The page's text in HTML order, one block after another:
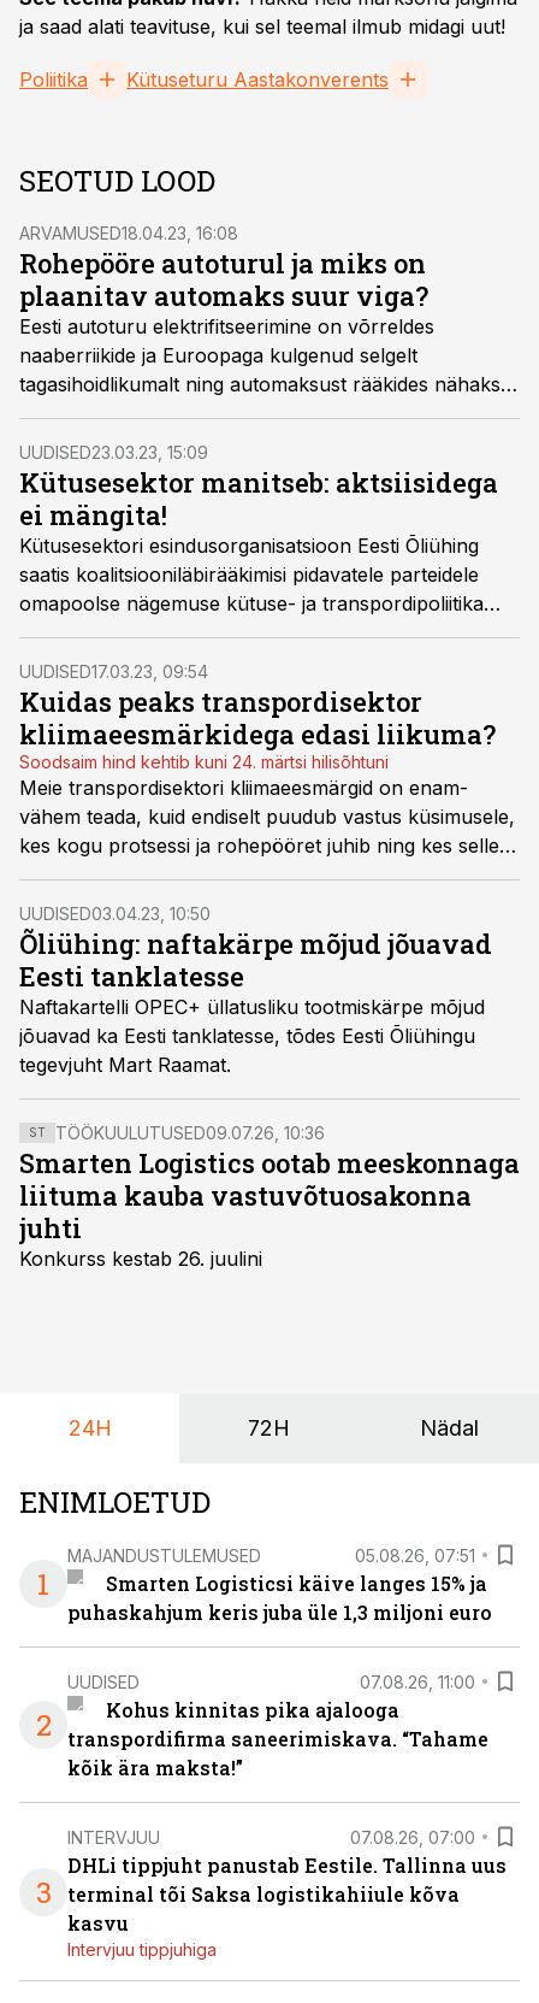
ja saad alati teavituse, kui sel teemal ilmub midagi uut!
Poliitika Kütuseturu Aastakonverents
SEOTUD LOOD
ARVAMUSED18.04.23, 16:08
Rohepööre autoturul ja miks on
plaanitav automaks suur viga?
Eesti autoturu elektrifitseerimine on võrreldes
naaberriikide ja Euroopaga kulgenud selgelt
tagasihoidlikumalt ning automaksust rääkides nähakse
selle otsuse taga pigem rahanumbrit kui rohepöörde
eesmärke pikemas perspektiivis, kirjutab Bassadone
Baltic tegevjuht Erkki Ots, kelle hinnangul on
automaksuplaan tervikuna suur viga.
UUDISED23.03.23, 15:09
Kütusesektor manitseb: aktsiisidega
ei mängita!
Kütusesektori esindusorganisatsioon Eesti Õliühing
saatis koalitsiooniläbirääkimisi pidavatele parteidele
omapoolse nägemuse kütuse- ja transpordipoliitika
lähiaastate tulevikust. Sektor näeb ohuna võimalust, et
läbirääkimistel tuleb lauale kütuseaktsiisi tõstmise
plaan, mis Õliühingu hinnangul oleks strateegiliselt,
majanduslikult ning kliima- ja sotsiaalpoliitiliselt rumal
otsus.
UUDISED17.03.23, 09:54
Kuidas peaks transpordisektor
kliimaeesmärkidega edasi liikuma?
Soodsaim hind kehtib kuni 24. märtsi hilisõhtuni
Meie transpordisektori kliimaeesmärgid on enam-
vähem teada, kuid endiselt puudub vastus küsimusele,
kes kogu protsessi ja rohepööret juhib ning kes selle
kõige eest maksab? Just sellele püüab vastust leida
tänavune, erandkorras kevadel toimuv Kütuseturu
Aastakonverents.
UUDISED03.04.23, 10:50
Õliühing: naftakärpe mõjud jõuavad
Eesti tanklatesse
Naftakartelli OPEC+ üllatusliku tootmiskärpe mõjud
jõuavad ka Eesti tanklatesse, tõdes Eesti Õliühingu
tegevjuht Mart Raamat.
ST TÖÖKUULUTUSED09.07.26, 10:36
Smarten Logistics ootab meeskonnaga
liituma kauba vastuvõtuosakonna
juhti
Konkurss kestab 26. juulini
24H 72H Nädal
ENIMLOETUD
1
MAJANDUSTULEMUSED 05.08.26, 07:51
Smarten Logisticsi käive langes 15% ja
puhaskahjum keris juba üle 1,3 miljoni euro
2
UUDISED 07.08.26, 11:00
Kohus kinnitas pika ajalooga
transpordifirma saneerimiskava. “Tahame
kõik ära maksta!”
3
INTERVJUU 07.08.26, 07:00
DHLi tippjuht panustab Eestile. Tallinna uus
terminal tõi Saksa logistikahiiule kõva
kasvu
Intervjuu tippjuhiga